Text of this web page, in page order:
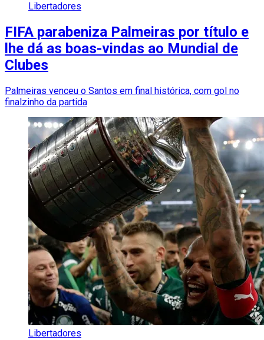
Libertadores
FIFA parabeniza Palmeiras por título e
lhe dá as boas-vindas ao Mundial de
Clubes
Palmeiras venceu o Santos em final histórica, com gol no
finalzinho da partida
Libertadores